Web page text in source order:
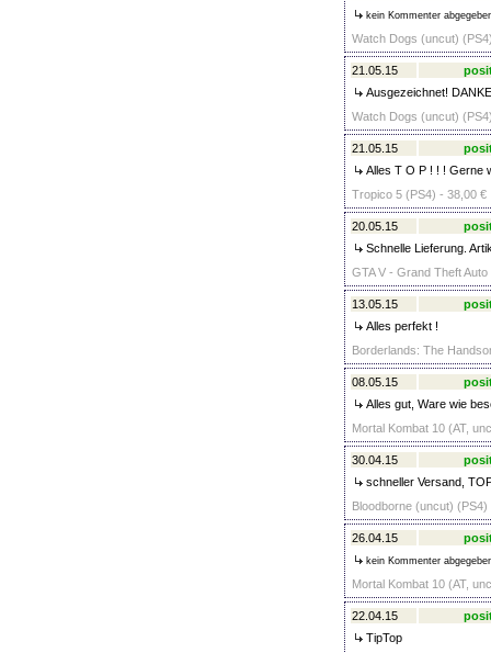
kein Kommenter
Watch Dogs (uncut)
21.05.15
Ausgezeichnet! DANKE
Watch Dogs (uncut)
21.05.15
Alles T O P ! ! ! Gerne
Tropico 5 (PS4) - 38,00 €
20.05.15
Schnelle Lieferung.
GTA V - Grand Theft
13.05.15
Alles perfekt !
Borderlands: The
08.05.15
Alles gut, Ware wie
Mortal Kombat 10 (AT,
30.04.15
schneller Versand,
Bloodborne (uncut) (PS4)
26.04.15
kein Kommenter
Mortal Kombat 10 (AT,
22.04.15
TipTop